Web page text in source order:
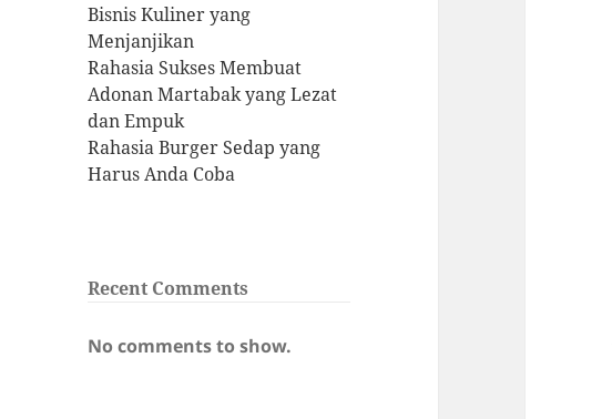
Bisnis Kuliner yang
Menjanjikan
Rahasia Sukses Membuat
Adonan Martabak yang Lezat
dan Empuk
Rahasia Burger Sedap yang
Harus Anda Coba
Recent Comments
No comments to show.